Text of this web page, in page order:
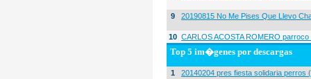
9 20190815 No Me Pises Que Llevo
10 CARLOS ACOSTA ROMERO
Top 5 im�genes por descargas
1 20140204 pres fiesta solidaria perros